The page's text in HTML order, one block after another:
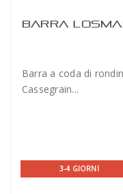
BARRA
Barra a coda di
Cassegrain...
3-4 GIORNI